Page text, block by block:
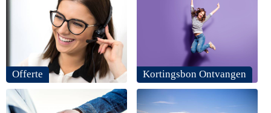
Offerte Kortingsbon Ontvangen